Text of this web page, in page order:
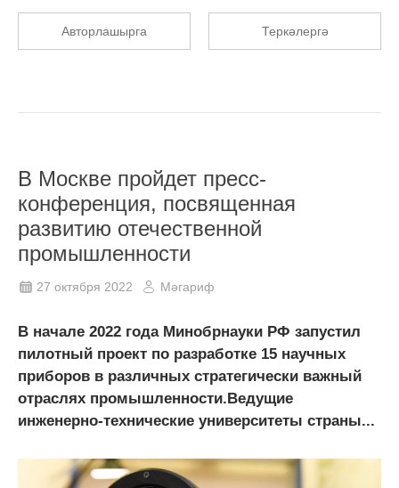
Авторлашырга Теркәлергә
В Москве пройдет пресс-
конференция, посвященная
развитию отечественной
промышленности
27 октября 2022 Мәгариф
В начале 2022 года Минобрнауки РФ запустил
пилотный проект по разработке 15 научных
приборов в различных стратегически важный
отраслях промышленности.Ведущие
инженерно-технические университеты страны...